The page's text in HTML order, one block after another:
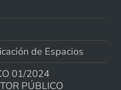
de Espacios
01/2024
PÚBLICO